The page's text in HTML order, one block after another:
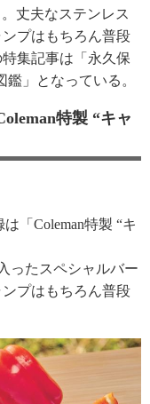
。丈夫なステンレス
プはもちろん普段
集記事は「永久保
」となっている。
特製 “キャ
「Coleman特製 “キ
ったスペシャルバー
プはもちろん普段